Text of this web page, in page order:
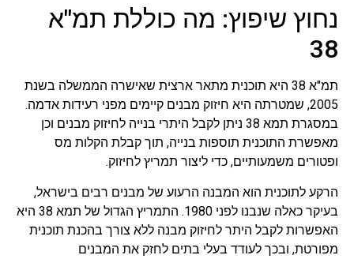
נחוץ שיפוץ: מה כוללת תמ"א
38
תמ"א 38 היא תוכנית מתאר ארצית שאישרה הממשלה בשנת
2005, שמטרתה היא חיזוק מבנים קיימים מפני רעידות אדמה.
במסגרת תמא 38 ניתן לקבל היתרי בנייה לחיזוק מבנים וכן
מאפשרת התוכנית תוספות בנייה, תוך קבלת הקלות מס
ופטורים משמעותיים, כדי ליצור תמריץ לחיזוק.
הרקע לתוכנית הוא המבנה הרעוע של מבנים רבים בישראל,
בעיקר כאלה שנבנו לפני 1980. התמריץ הגדול של תמא 38 היא
האפשרות לקבל היתר לחיזוק מבנה ללא צורך בהכנת תוכנית
מפורטת, ובכך לעודד בעלי בתים לחזק את המבנים